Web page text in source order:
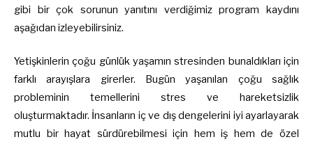
gibi bir çok sorunun yanıtını verdiğimiz program kaydını
aşağıdan izleyebilirsiniz.
Yetişkinlerin çoğu günlük yaşamın stresinden bunaldıkları için
farklı arayışlara girerler. Bugün yaşanılan çoğu sağlık
probleminin temellerini stres ve hareketsizlik
oluşturmaktadır. İnsanların iç ve dış dengelerini iyi ayarlayarak
mutlu bir hayat sürdürebilmesi için hem iş hem de özel